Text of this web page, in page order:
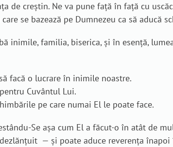
de creștin. Ne va pune față în față cu
se bazează pe Dumnezeu ca să aducă
inimile, familia, biserica, și în esență,
facă o lucrare în inimile noastre.
Cuvântul Lui.
pe care numai El le poate face.
Se așa cum El a făcut-o în atât de
— și poate aduce reverența